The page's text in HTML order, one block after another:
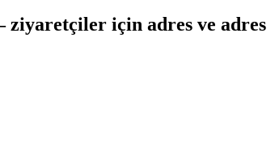
ziyaretçiler için adres ve adres